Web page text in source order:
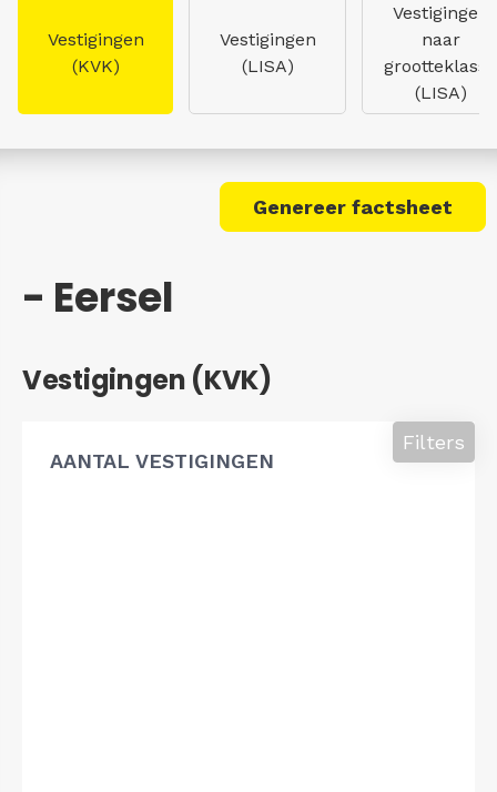
Vestigingen
(KVK)
Vestigingen
(LISA)
Vestigingen
naar
grootteklasse
(LISA)
Genereer factsheet
- Eersel
Vestigingen (KVK)
AANTAL VESTIGINGEN
Filters